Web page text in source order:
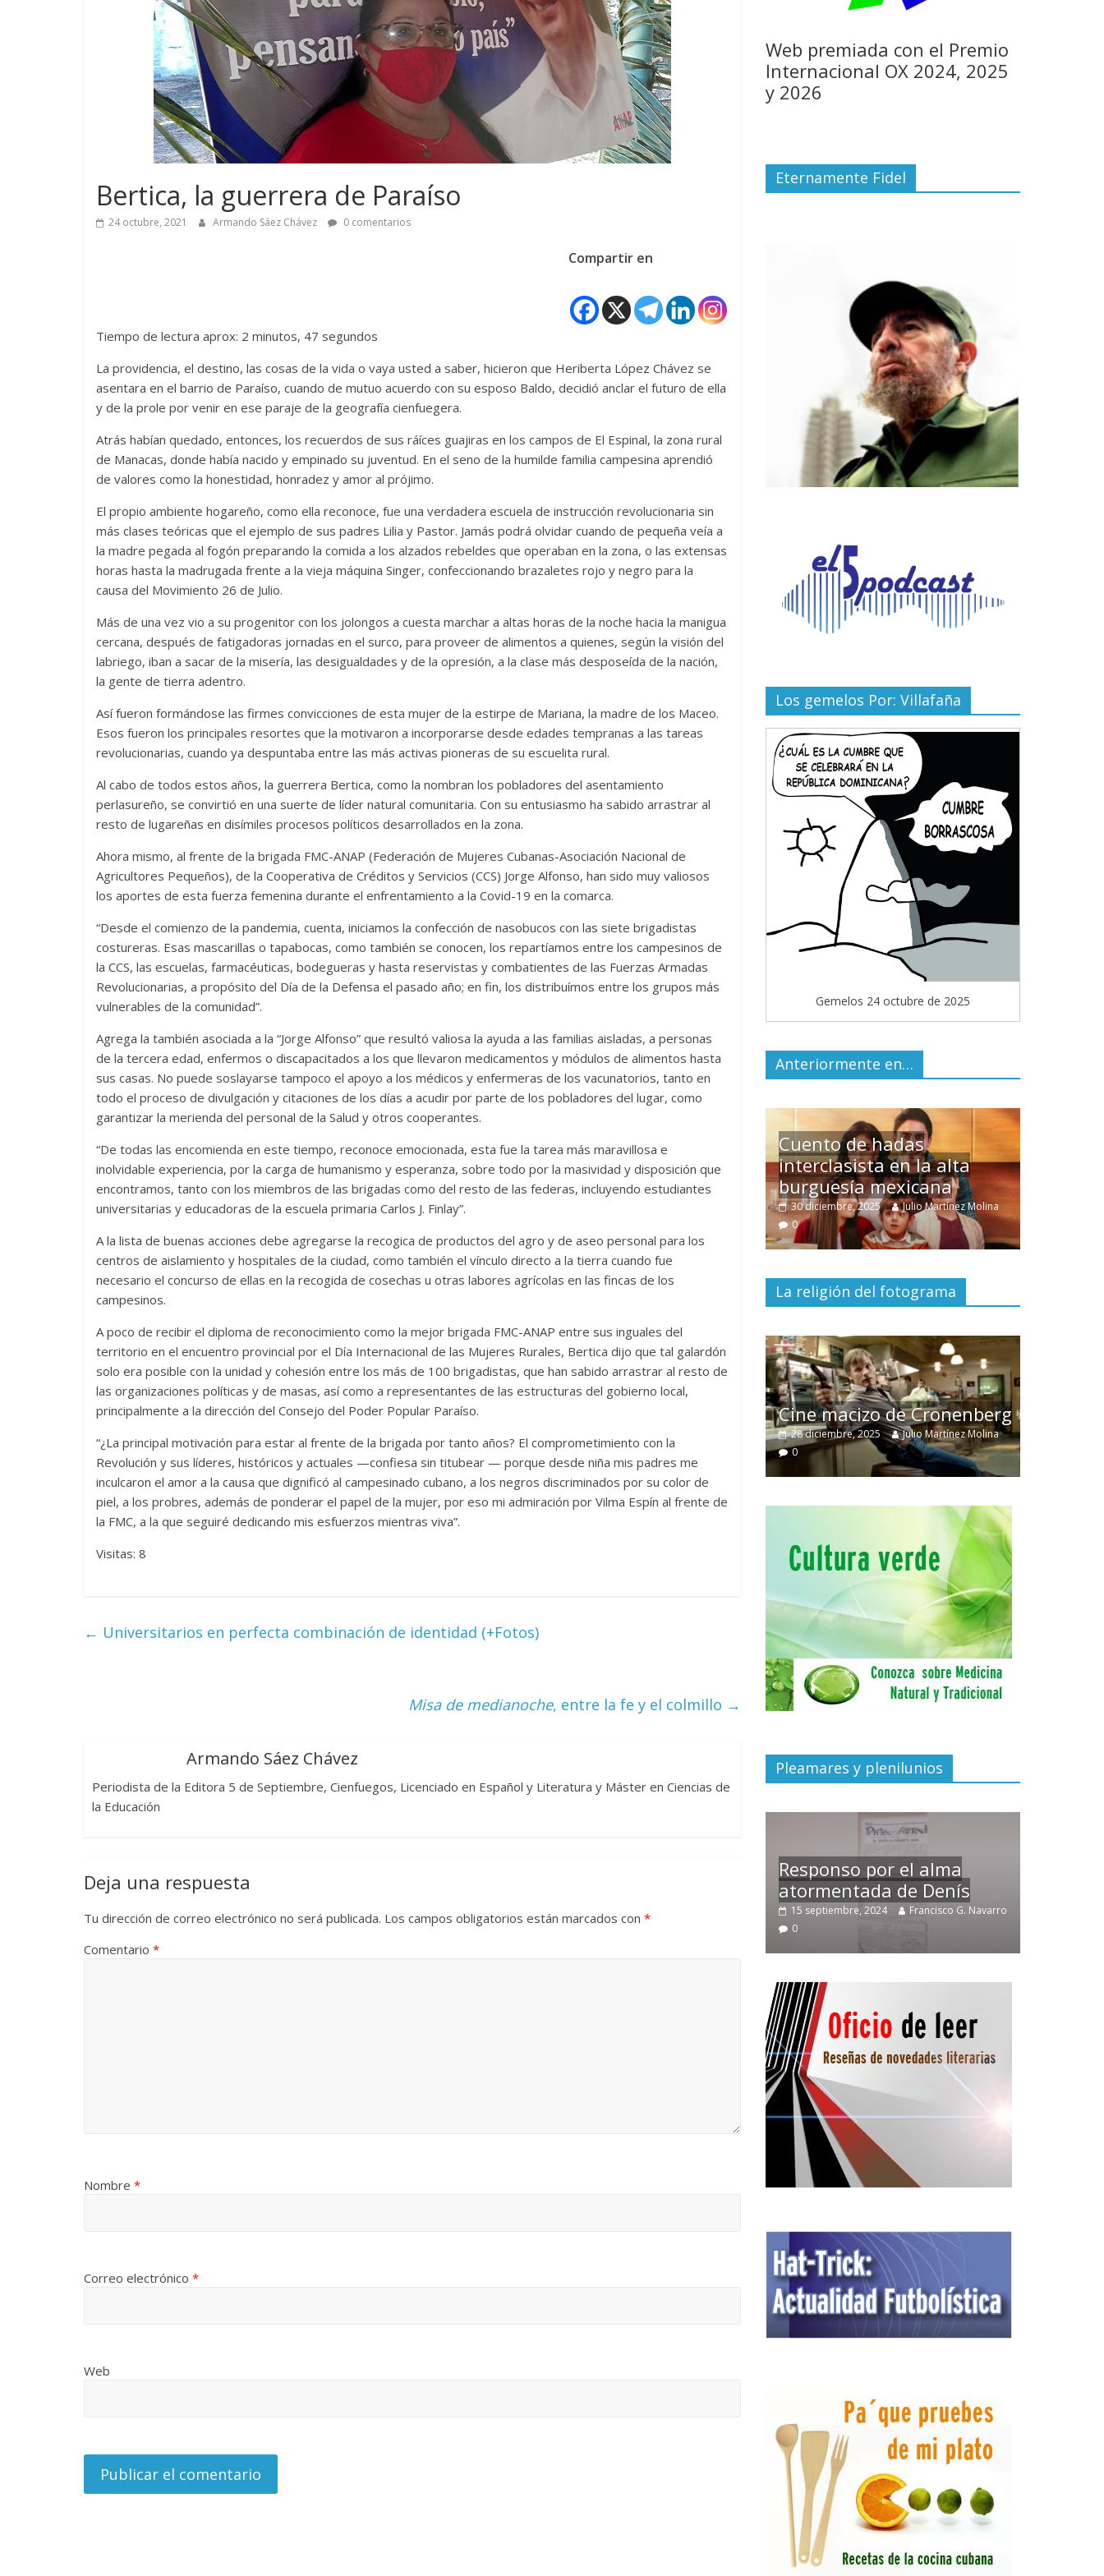
Bertica, la guerrera de Paraíso
24 octubre, 2021 Armando Sáez Chávez 0 comentarios
Compartir en
Tiempo de lectura aprox: 2 minutos, 47 segundos
La providencia, el destino, las cosas de la vida o vaya usted a saber, hicieron que Heriberta López Chávez se
asentara en el barrio de Paraíso, cuando de mutuo acuerdo con su esposo Baldo, decidió anclar el futuro de ella
y de la prole por venir en ese paraje de la geografía cienfuegera.
Atrás habían quedado, entonces, los recuerdos de sus ráíces guajiras en los campos de El Espinal, la zona rural
de Manacas, donde había nacido y empinado su juventud. En el seno de la humilde familia campesina aprendió
de valores como la honestidad, honradez y amor al prójimo.
El propio ambiente hogareño, como ella reconoce, fue una verdadera escuela de instrucción revolucionaria sin
más clases teóricas que el ejemplo de sus padres Lilia y Pastor. Jamás podrá olvidar cuando de pequeña veía a
la madre pegada al fogón preparando la comida a los alzados rebeldes que operaban en la zona, o las extensas
horas hasta la madrugada frente a la vieja máquina Singer, confeccionando brazaletes rojo y negro para la
causa del Movimiento 26 de Julio.
Más de una vez vio a su progenitor con los jolongos a cuesta marchar a altas horas de la noche hacia la manigua
cercana, después de fatigadoras jornadas en el surco, para proveer de alimentos a quienes, según la visión del
labriego, iban a sacar de la misería, las desigualdades y de la opresión, a la clase más desposeída de la nación,
la gente de tierra adentro.
Así fueron formándose las firmes convicciones de esta mujer de la estirpe de Mariana, la madre de los Maceo.
Esos fueron los principales resortes que la motivaron a incorporarse desde edades tempranas a las tareas
revolucionarias, cuando ya despuntaba entre las más activas pioneras de su escuelita rural.
Al cabo de todos estos años, la guerrera Bertica, como la nombran los pobladores del asentamiento
perlasureño, se convirtió en una suerte de líder natural comunitaria. Con su entusiasmo ha sabido arrastrar al
resto de lugareñas en disímiles procesos políticos desarrollados en la zona.
Ahora mismo, al frente de la brigada FMC-ANAP (Federación de Mujeres Cubanas-Asociación Nacional de
Agricultores Pequeños), de la Cooperativa de Créditos y Servicios (CCS) Jorge Alfonso, han sido muy valiosos
los aportes de esta fuerza femenina durante el enfrentamiento a la Covid-19 en la comarca.
“Desde el comienzo de la pandemia, cuenta, iniciamos la confección de nasobucos con las siete brigadistas
costureras. Esas mascarillas o tapabocas, como también se conocen, los repartíamos entre los campesinos de
la CCS, las escuelas, farmacéuticas, bodegueras y hasta reservistas y combatientes de las Fuerzas Armadas
Revolucionarias, a propósito del Día de la Defensa el pasado año; en fin, los distribuímos entre los grupos más
vulnerables de la comunidad”.
Agrega la también asociada a la “Jorge Alfonso” que resultó valiosa la ayuda a las familias aisladas, a personas
de la tercera edad, enfermos o discapacitados a los que llevaron medicamentos y módulos de alimentos hasta
sus casas. No puede soslayarse tampoco el apoyo a los médicos y enfermeras de los vacunatorios, tanto en
todo el proceso de divulgación y citaciones de los días a acudir por parte de los pobladores del lugar, como
garantizar la merienda del personal de la Salud y otros cooperantes.
“De todas las encomienda en este tiempo, reconoce emocionada, esta fue la tarea más maravillosa e
inolvidable experiencia, por la carga de humanismo y esperanza, sobre todo por la masividad y disposición que
encontramos, tanto con los miembros de las brigadas como del resto de las federas, incluyendo estudiantes
universitarias y educadoras de la escuela primaria Carlos J. Finlay”.
A la lista de buenas acciones debe agregarse la recogica de productos del agro y de aseo personal para los
centros de aislamiento y hospitales de la ciudad, como también el vínculo directo a la tierra cuando fue
necesario el concurso de ellas en la recogida de cosechas u otras labores agrícolas en las fincas de los
campesinos.
A poco de recibir el diploma de reconocimiento como la mejor brigada FMC-ANAP entre sus inguales del
territorio en el encuentro provincial por el Día Internacional de las Mujeres Rurales, Bertica dijo que tal galardón
solo era posible con la unidad y cohesión entre los más de 100 brigadistas, que han sabido arrastrar al resto de
las organizaciones políticas y de masas, así como a representantes de las estructuras del gobierno local,
principalmente a la dirección del Consejo del Poder Popular Paraíso.
“¿La principal motivación para estar al frente de la brigada por tanto años? El comprometimiento con la
Revolución y sus líderes, históricos y actuales —confiesa sin titubear — porque desde niña mis padres me
inculcaron el amor a la causa que dignificó al campesinado cubano, a los negros discriminados por su color de
piel, a los probres, además de ponderar el papel de la mujer, por eso mi admiración por Vilma Espín al frente de
la FMC, a la que seguiré dedicando mis esfuerzos mientras viva”.
Visitas: 8
← Universitarios en perfecta combinación de identidad (+Fotos)
Misa de medianoche, entre la fe y el colmillo →
Armando Sáez Chávez
Periodista de la Editora 5 de Septiembre, Cienfuegos, Licenciado en Español y Literatura y Máster en Ciencias de
la Educación
Deja una respuesta
Tu dirección de correo electrónico no será publicada. Los campos obligatorios están marcados con *
Comentario *
Nombre *
Correo electrónico *
Web
Web premiada con el Premio
Internacional OX 2024, 2025
y 2026
Eternamente Fidel
Los gemelos Por: Villafaña
Gemelos 24 octubre de 2025
Anteriormente en…
Las series-caramelos de
Shondaland
Una serie con los defectos
de muchas telenovelas
Cuento de hadas
interclasista en la alta
burguesía mexicana
Un hombre entre dos
mundos
15 mayo, 2026 Julio Martínez Molina 0
La religión del fotograma
Terror chamánico coreano
14 marzo, 2026 Julio Martínez Molina 0
Divertida comedia
dramática argentina
Cine macizo de Cronenberg
0
El documentalNuestra
tierray el despojo de los
pueblos originarios
30 junio, 2026 Julio Martínez Molina 0
Pleamares y plenilunios
Un vergel en las nieblas de
la nostalgia
Temprano oficio de lector
2 noviembre, 2024
Francisco G. Navarro